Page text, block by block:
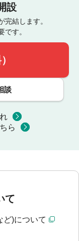
設
結します。
です。
談
ら
て
ど)について